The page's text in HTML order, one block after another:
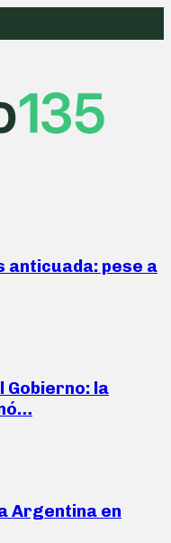
anticuada: pese a
la
Argentina en